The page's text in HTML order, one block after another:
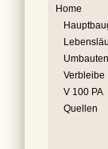
Home
Umbauten
Verbleibe
V 100 PA
Quellen